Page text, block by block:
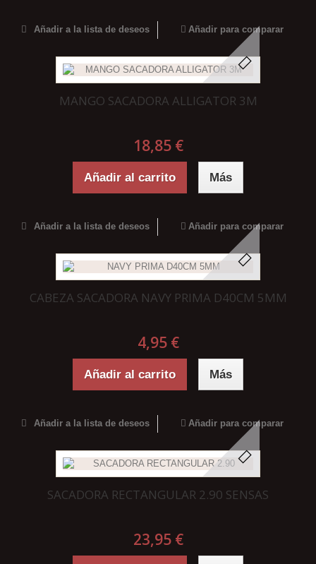
Añadir a la lista de deseos Añadir para comparar
MANGO SACADORA ALLIGATOR 3M
18,85 €
Añadir al carrito Más
Añadir a la lista de deseos Añadir para comparar
CABEZA SACADORA NAVY PRIMA D40CM 5MM
4,95 €
Añadir al carrito Más
Añadir a la lista de deseos Añadir para comparar
SACADORA RECTANGULAR 2.90 SENSAS
23,95 €